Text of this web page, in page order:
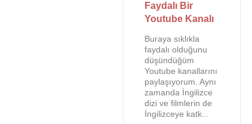
Faydalı Bir
Youtube Kanalı
Buraya sıklıkla
faydalı olduğunu
düşündüğüm
Youtube kanallarını
paylaşıyorum. Aynı
zamanda İngilizce
dizi ve filmlerin de
İngilizceye katk...